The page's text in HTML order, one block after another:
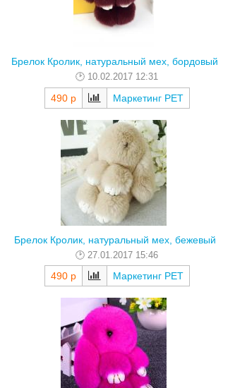
Брелок Кролик, натуральный мех, бордовый
10.02.2017 12:31
490 р Маркетинг РЕТ
Брелок Кролик, натуральный мех, бежевый
27.01.2017 15:46
490 р Маркетинг РЕТ